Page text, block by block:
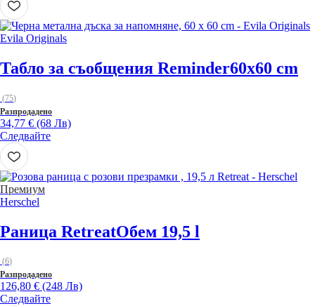
Evila Originals
Табло за съобщения Reminder60x60 cm
(75)
Разпродадено
34,77 € (68 Лв)
Следвайте
Премиум
Herschel
Раница RetreatОбем 19,5 l
(6)
Разпродадено
126,80 € (248 Лв)
Следвайте